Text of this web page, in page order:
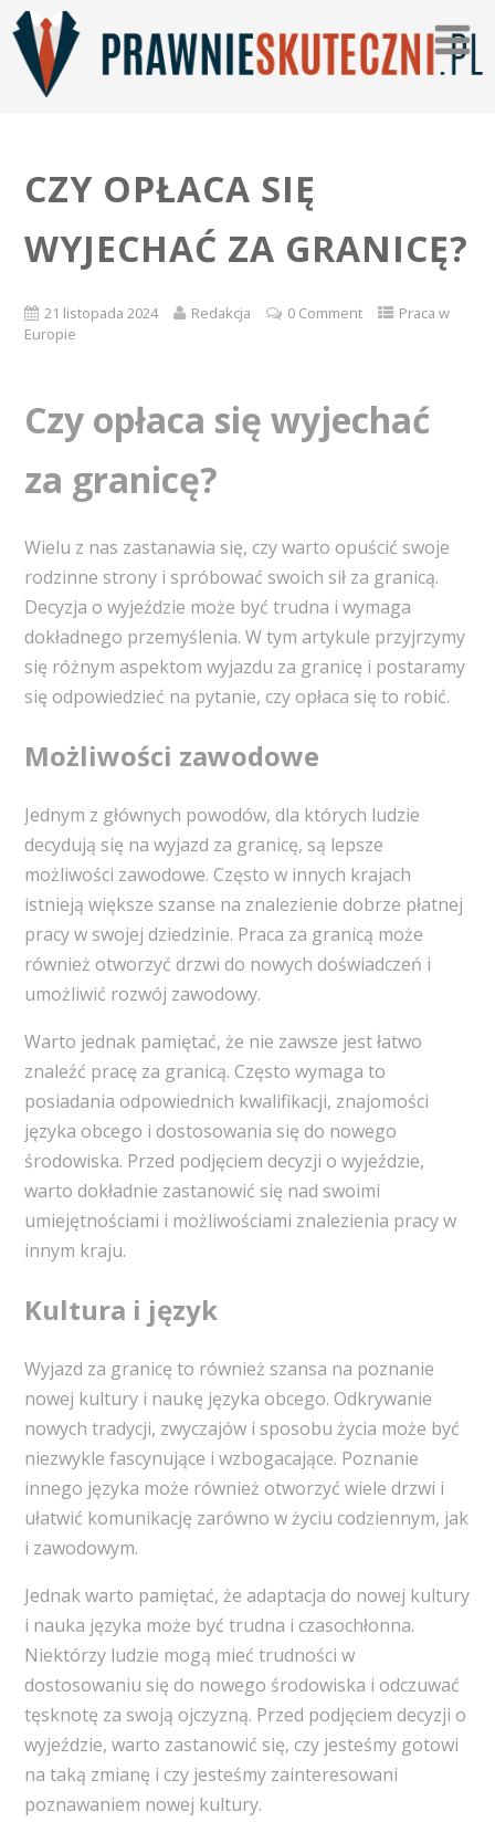
CZY OPŁACA SIĘ
WYJECHAĆ ZA GRANICĘ?
21 listopada 2024 Redakcja 0 Comment
Praca w
Europie
Czy opłaca się wyjechać
za granicę?
Wielu z nas zastanawia się, czy warto opuścić swoje
rodzinne strony i spróbować swoich sił za granicą.
Decyzja o wyjeździe może być trudna i wymaga
dokładnego przemyślenia. W tym artykule przyjrzymy
się różnym aspektom wyjazdu za granicę i postaramy
się odpowiedzieć na pytanie, czy opłaca się to robić.
Możliwości zawodowe
Jednym z głównych powodów, dla których ludzie
decydują się na wyjazd za granicę, są lepsze
możliwości zawodowe. Często w innych krajach
istnieją większe szanse na znalezienie dobrze płatnej
pracy w swojej dziedzinie. Praca za granicą może
również otworzyć drzwi do nowych doświadczeń i
umożliwić rozwój zawodowy.
Warto jednak pamiętać, że nie zawsze jest łatwo
znaleźć pracę za granicą. Często wymaga to
posiadania odpowiednich kwalifikacji, znajomości
języka obcego i dostosowania się do nowego
środowiska. Przed podjęciem decyzji o wyjeździe,
warto dokładnie zastanowić się nad swoimi
umiejętnościami i możliwościami znalezienia pracy w
innym kraju.
Kultura i język
Wyjazd za granicę to również szansa na poznanie
nowej kultury i naukę języka obcego. Odkrywanie
nowych tradycji, zwyczajów i sposobu życia może być
niezwykle fascynujące i wzbogacające. Poznanie
innego języka może również otworzyć wiele drzwi i
ułatwić komunikację zarówno w życiu codziennym, jak
i zawodowym.
Jednak warto pamiętać, że adaptacja do nowej kultury
i nauka języka może być trudna i czasochłonna.
Niektórzy ludzie mogą mieć trudności w
dostosowaniu się do nowego środowiska i odczuwać
tęsknotę za swoją ojczyzną. Przed podjęciem decyzji o
wyjeździe, warto zastanowić się, czy jesteśmy gotowi
na taką zmianę i czy jesteśmy zainteresowani
poznawaniem nowej kultury.